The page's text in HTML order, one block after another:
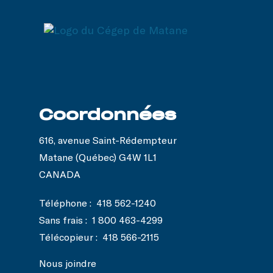
Coordonnées
616, avenue Saint-Rédempteur
Matane (Québec) G4W 1L1
CANADA
Téléphone : 418 562-1240
Sans frais : 1 800 463-4299
Télécopieur : 418 566-2115
Nous joindre